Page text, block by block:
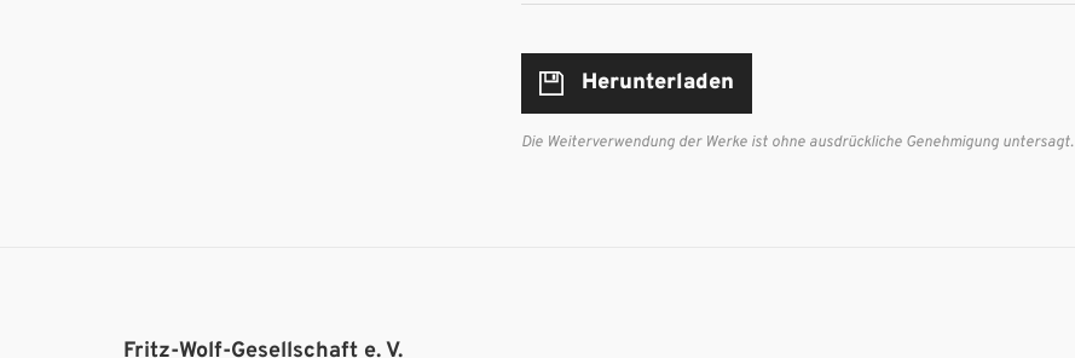
Herunterladen
Die Weiterverwendung der Werke ist ohne ausdrückliche Genehmigung untersagt.
Fritz-Wolf-Gesellschaft e. V.